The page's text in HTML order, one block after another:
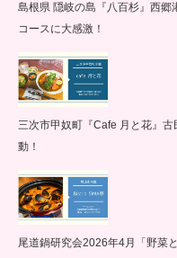
島根県 隠岐の島『八百杉』西郷
コースに大感激！
三次市甲奴町『Cafe 月と花』
動！
尾道鍋研究会2026年4月「野菜